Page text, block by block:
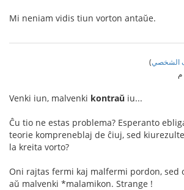
Mi neniam vidis tiun vorton antaŭe.
الشخصي)
Venki iun, malvenki kontraŭ iu...
Ĉu tio ne estas problema? Esperanto
teorie kompreneblaj de ĉiuj, sed
la kreita vorto?
Oni rajtas fermi kaj malfermi pordon, sed
aŭ malvenki *malamikon. Strange !